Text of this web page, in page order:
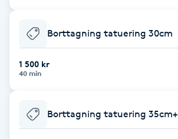
Medicinsk massage
Meditation
Medium
Megavolymfransar
Borttagning tatuering 30cm
1 500 kr
40 min
Borttagning tatuering 35cm+